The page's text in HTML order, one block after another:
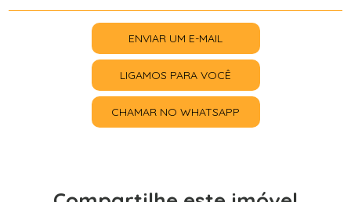
ENVIAR UM E-MAIL
LIGAMOS PARA VOCÊ
CHAMAR NO WHATSAPP